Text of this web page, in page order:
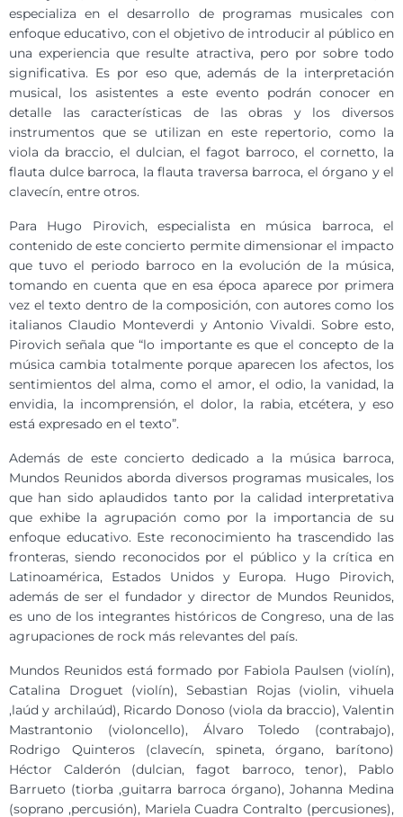
especializa en el desarrollo de programas musicales con
enfoque educativo, con el objetivo de introducir al público en
una experiencia que resulte atractiva, pero por sobre todo
significativa. Es por eso que, además de la interpretación
musical, los asistentes a este evento podrán conocer en
detalle las características de las obras y los diversos
instrumentos que se utilizan en este repertorio, como la
viola da braccio, el dulcian, el fagot barroco, el cornetto, la
flauta dulce barroca, la flauta traversa barroca, el órgano y el
clavecín, entre otros.
Para Hugo Pirovich, especialista en música barroca, el
contenido de este concierto permite dimensionar el impacto
que tuvo el periodo barroco en la evolución de la música,
tomando en cuenta que en esa época aparece por primera
vez el texto dentro de la composición, con autores como los
italianos Claudio Monteverdi y Antonio Vivaldi. Sobre esto,
Pirovich señala que “lo importante es que el concepto de la
música cambia totalmente porque aparecen los afectos, los
sentimientos del alma, como el amor, el odio, la vanidad, la
envidia, la incomprensión, el dolor, la rabia, etcétera, y eso
está expresado en el texto”.
Además de este concierto dedicado a la música barroca,
Mundos Reunidos aborda diversos programas musicales, los
que han sido aplaudidos tanto por la calidad interpretativa
que exhibe la agrupación como por la importancia de su
enfoque educativo. Este reconocimiento ha trascendido las
fronteras, siendo reconocidos por el público y la crítica en
Latinoamérica, Estados Unidos y Europa. Hugo Pirovich,
además de ser el fundador y director de Mundos Reunidos,
es uno de los integrantes históricos de Congreso, una de las
agrupaciones de rock más relevantes del país.
Mundos Reunidos está formado por Fabiola Paulsen (violín),
Catalina Droguet (violín), Sebastian Rojas (violin, vihuela
,laúd y archilaúd), Ricardo Donoso (viola da braccio), Valentin
Mastrantonio (violoncello), Álvaro Toledo (contrabajo),
Rodrigo Quinteros (clavecín, spineta, órgano, barítono)
Héctor Calderón (dulcian, fagot barroco, tenor), Pablo
Barrueto (tiorba ,guitarra barroca órgano), Johanna Medina
(soprano ,percusión), Mariela Cuadra Contralto (percusiones),